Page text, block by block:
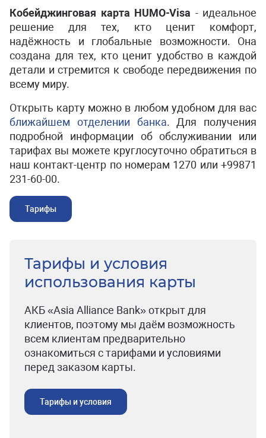
Кобейджинговая карта HUMO-Visa - идеальное
решение для тех, кто ценит комфорт,
надёжность и глобальные возможности. Она
создана для тех, кто ценит удобство в каждой
детали и стремится к свободе передвижения по
всему миру.
Открыть карту можно в любом удобном для вас
ближайшем отделении банка. Для получения
подробной информации об обслуживании или
тарифах вы можете круглосуточно обратиться в
наш контакт-центр по номерам 1270 или +99871
231-60-00.
Тарифы
Тарифы и условия
использования карты
АКБ «Asia Alliance Bank» открыт для
клиентов, поэтому мы даём возможность
всем клиентам предварительно
ознакомиться с тарифами и условиями
перед заказом карты.
Тарифы и условия